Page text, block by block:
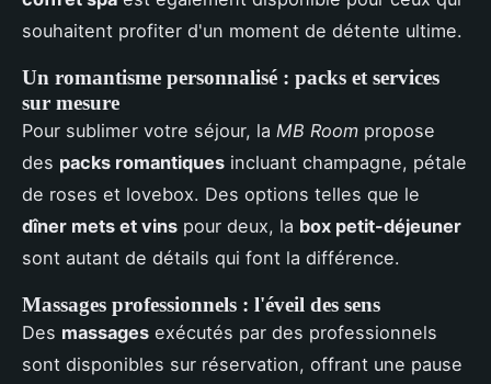
souhaitent profiter d'un moment de détente ultime.
Un romantisme personnalisé : packs et services
sur mesure
Pour sublimer votre séjour, la MB Room propose
des packs romantiques incluant champagne, pétale
de roses et lovebox. Des options telles que le
dîner mets et vins pour deux, la box petit-déjeuner
sont autant de détails qui font la différence.
Massages professionnels : l'éveil des sens
Des massages exécutés par des professionnels
sont disponibles sur réservation, offrant une pause